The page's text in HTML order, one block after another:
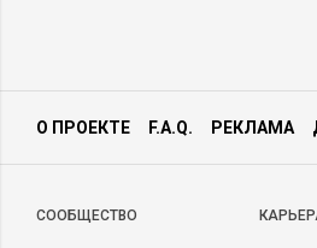
О ПРОЕКТЕ F.A.Q. РЕКЛАМА
CООБЩЕСТВО